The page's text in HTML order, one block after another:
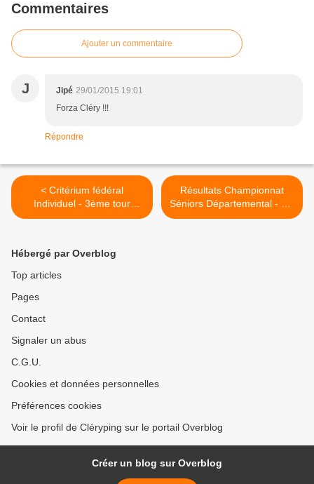
Commentaires
Ajouter un commentaire
J Jipé 29/01/2015 19:01
Forza Cléry !!!
Répondre
< Critérium fédéral
Individuel - 3ème tour
2014/2015
Résultats Championnat
Séniors Départemental - J.2
retour >
Hébergé par Overblog
Top articles
Pages
Contact
Signaler un abus
C.G.U.
Cookies et données personnelles
Préférences cookies
Voir le profil de Cléryping sur le portail Overblog
Créer un blog sur Overblog